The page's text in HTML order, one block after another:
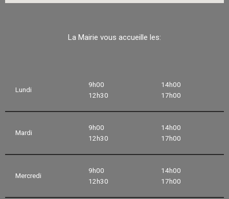
La Mairie vous accueille les:
Lundi
9h00
12h30
14h00
17h00
Mardi
9h00
12h30
14h00
17h00
Mercredi
9h00
12h30
14h00
17h00